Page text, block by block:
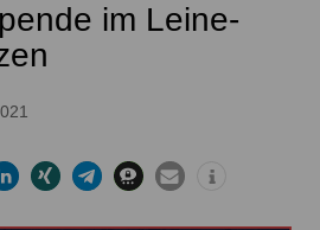
im Leine-